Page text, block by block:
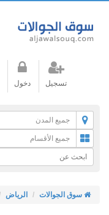
تسجيل دخول
جميع المدن
جميع الأقسام
سوق الجوالات الرياض